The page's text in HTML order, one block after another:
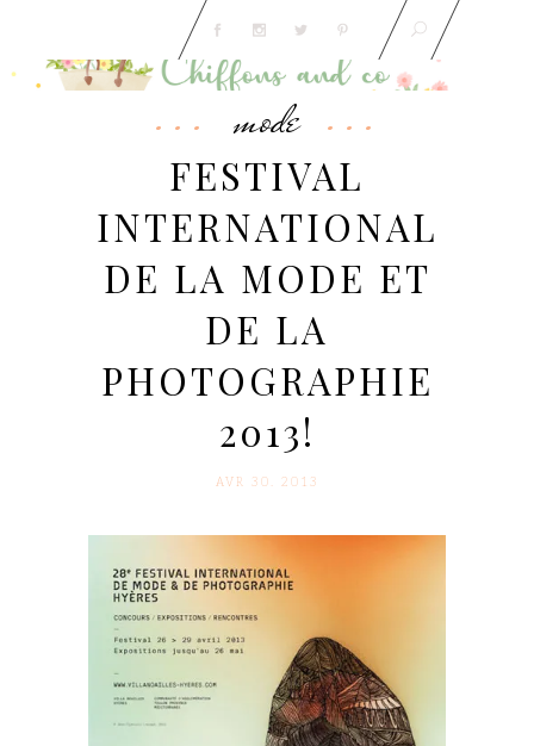
mode
FESTIVAL
INTERNATIONAL
DE LA MODE ET
DE LA
PHOTOGRAPHIE
2013!
AVR 30. 2013